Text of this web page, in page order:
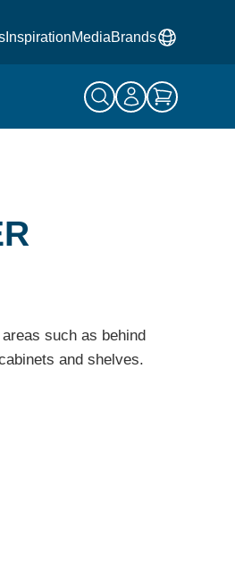
InspirationMediaBrands
such as behind
and shelves.